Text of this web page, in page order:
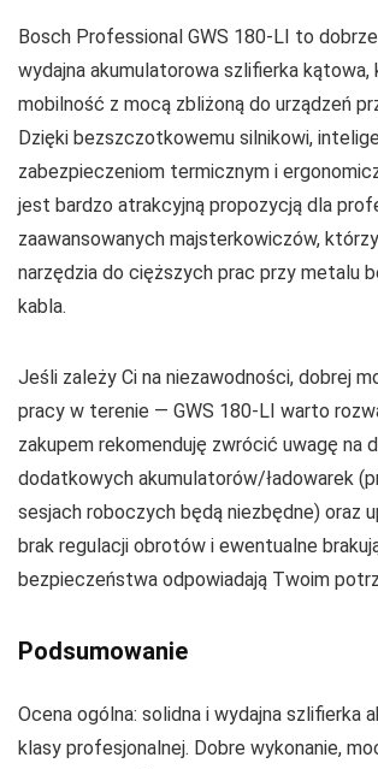
Bosch Professional GWS 180‑LI to
wydajna akumulatorowa szlifierka kątowa,
mobilność z mocą zbliżoną do urządzeń
Dzięki bezszczotkowemu silnikowi,
zabezpieczeniom termicznym i
jest bardzo atrakcyjną propozycją dla
zaawansowanych majsterkowiczów,
narzędzia do cięższych prac przy metalu
kabla.
Jeśli zależy Ci na niezawodności, dobrej
pracy w terenie — GWS 180‑LI warto
zakupem rekomenduję zwrócić uwagę na
dodatkowych akumulatorów/ładowarek
sesjach roboczych będą niezbędne) oraz
brak regulacji obrotów i ewentualne
bezpieczeństwa odpowiadają Twoim
Podsumowanie
Ocena ogólna: solidna i wydajna szlifierka
klasy profesjonalnej. Dobre wykonanie,